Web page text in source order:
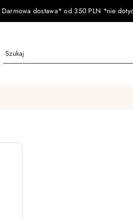
Darmowa dostawa* od 350 PLN *nie